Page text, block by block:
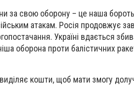
за свою оборону – це наша
атакам. Росія продовжує
Україні вдається
оборона проти балістичних
кошти, щоб мати змогу